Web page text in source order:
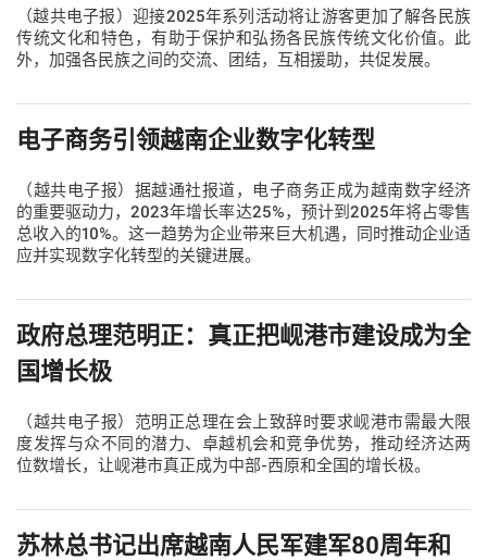
（越共电子报）迎接2025年系列活动将让游客更加了解各民族
传统文化和特色，有助于保护和弘扬各民族传统文化价值。此
外，加强各民族之间的交流、团结，互相援助，共促发展。
电子商务引领越南企业数字化转型
（越共电子报）据越通社报道，电子商务正成为越南数字经济
的重要驱动力，2023年增长率达25%，预计到2025年将占零售
总收入的10%。这一趋势为企业带来巨大机遇，同时推动企业适
应并实现数字化转型的关键进展。
政府总理范明正：真正把岘港市建设成为全
国增长极
（越共电子报）范明正总理在会上致辞时要求岘港市需最大限
度发挥与众不同的潜力、卓越机会和竞争优势，推动经济达两
位数增长，让岘港市真正成为中部-西原和全国的增长极。
苏林总书记出席越南人民军建军80周年和